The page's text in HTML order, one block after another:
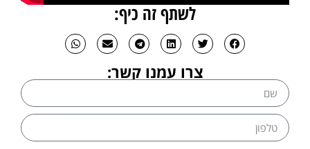
לשתף זה כיף:
צרו עמנו קשר: